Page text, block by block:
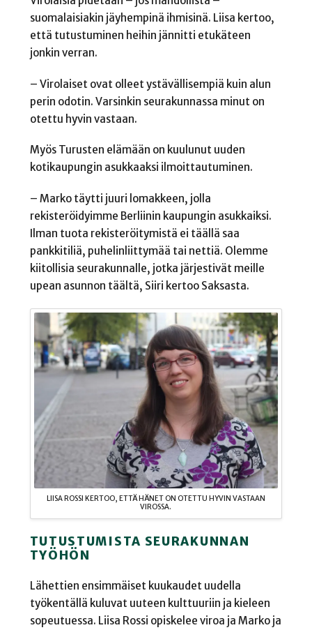
suomalaisiakin jäyhempinä ihmisinä. Liisa kertoo,
että tutustuminen heihin jännitti etukäteen
jonkin verran.
– Virolaiset ovat olleet ystävällisempiä kuin alun
perin odotin. Varsinkin seurakunnassa minut on
otettu hyvin vastaan.
Myös Turusten elämään on kuulunut uuden
kotikaupungin asukkaaksi ilmoittautuminen.
– Marko täytti juuri lomakkeen, jolla
rekisteröidyimme Berliinin kaupungin asukkaiksi.
Ilman tuota rekisteröitymistä ei täällä saa
pankkitiliä, puhelinliittymää tai nettiä. Olemme
kiitollisia seurakunnalle, jotka järjestivät meille
upean asunnon täältä, Siiri kertoo Saksasta.
LIISA ROSSI KERTOO, ETTÄ HÄNET ON OTETTU HYVIN VASTAAN
VIROSSA.
TUTUSTUMISTA SEURAKUNNAN
TYÖHÖN
Lähettien ensimmäiset kuukaudet uudella
työkentällä kuluvat uuteen kulttuuriin ja kieleen
sopeutuessa. Liisa Rossi opiskelee viroa ja Marko ja